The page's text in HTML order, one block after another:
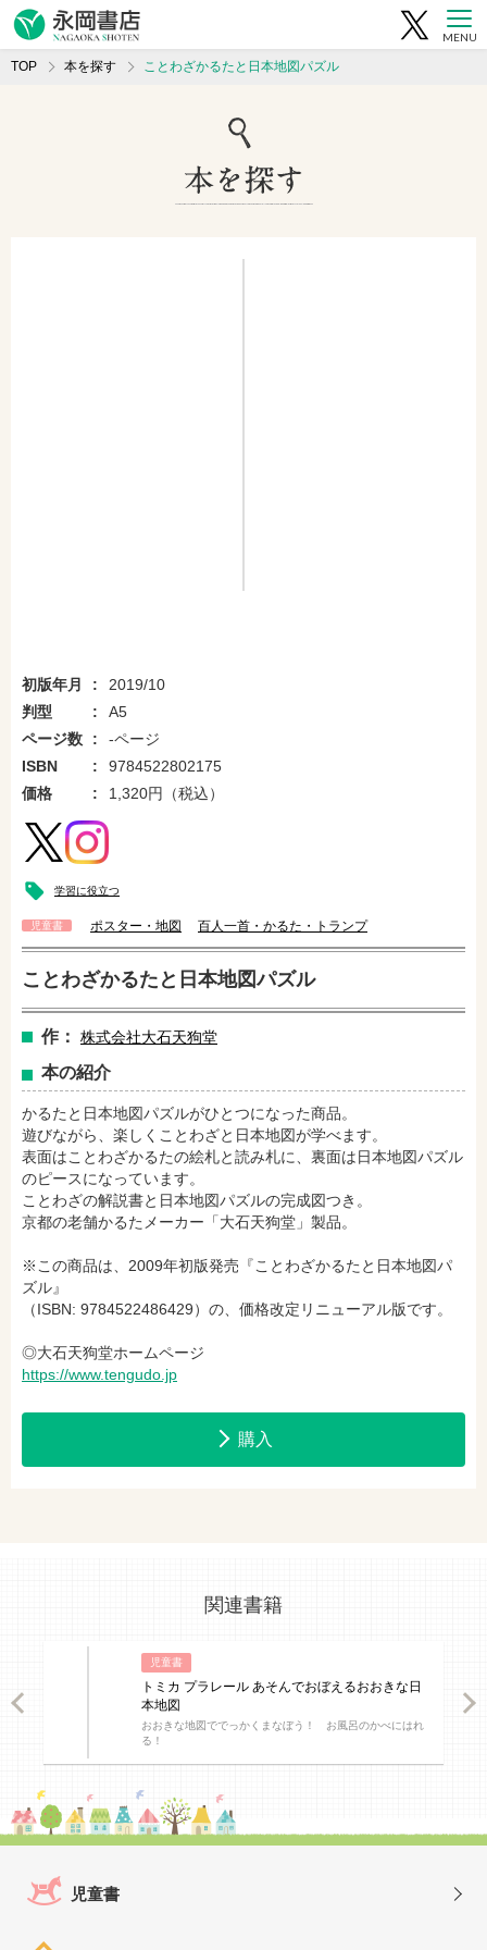
MENU
TOP 本を探す ことわざかるたと日本地図パズル
初版年月
2019/10
判型
A5
ページ数
-ページ
ISBN
9784522802175
価格
1,320円（税込）
学習に役立つ
児童書 ポスター・地図 百人一首・かるた・トランプ
ことわざかるたと日本地図パズル
作： 株式会社大石天狗堂
本の紹介
かるたと日本地図パズルがひとつになった商品。
遊びながら、楽しくことわざと日本地図が学べます。
表面はことわざかるたの絵札と読み札に、裏面は日本地図パズル
のピースになっています。
ことわざの解説書と日本地図パズルの完成図つき。
京都の老舗かるたメーカー「大石天狗堂」製品。
※この商品は、2009年初版発売『ことわざかるたと日本地図パ
ズル』
（ISBN: 9784522486429）の、価格改定リニューアル版です。
◎大石天狗堂ホームページ
https://www.tengudo.jp
購入
amazonで購入
セブンネットショッピングで購入 紀伊國屋書店で購入
e-honで購入 Honya Club.comで購入
関連書籍
児童書
トミカ プラレール あそんでおぼえるおおきな日
本地図
おおきな地図ででっかくまなぼう！ お風呂のかべにはれ
る！
児童書